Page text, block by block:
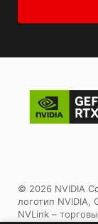
© 2026 NVIDIA
логотип NVIDIA,
NVLink –